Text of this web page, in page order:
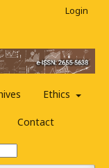
Ethics
Contact
Login